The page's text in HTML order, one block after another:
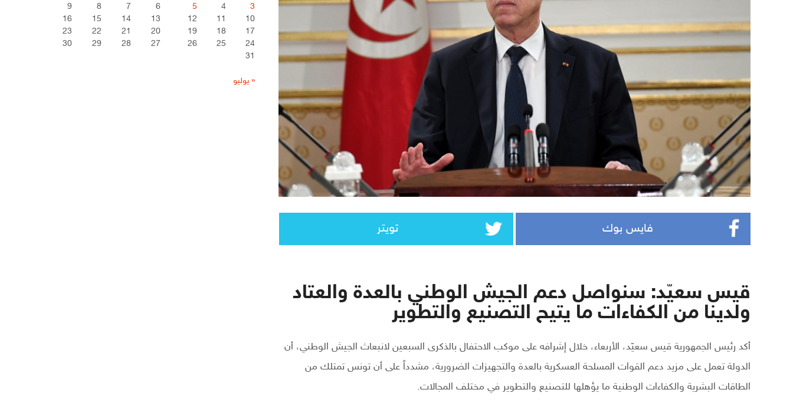
فايس بوك تويتر
قيس سعيّد: سنواصل دعم الجيش الوطني بالعدة والعتاد
ولدينا من الكفاءات ما يتيح التصنيع والتطوير
أكد رئيس الجمهورية قيس سعيّد، الأربعاء، خلال إشرافه على موكب الاحتفال بالذكرى السبعين لانبعاث الجيش الوطني، أن
الدولة تعمل على مزيد دعم القوات المسلحة العسكرية بالعدة والتجهيزات الضرورية، مشدداً على أن تونس تمتلك من
الطاقات البشرية والكفاءات الوطنية ما يؤهلها للتصنيع والتطوير في مختلف المجالات.
3
4
5
6
7
8
9
10
11
12
13
14
15
16
17
18
19
20
21
22
23
24
25
26
27
28
29
30
31
« يوليو